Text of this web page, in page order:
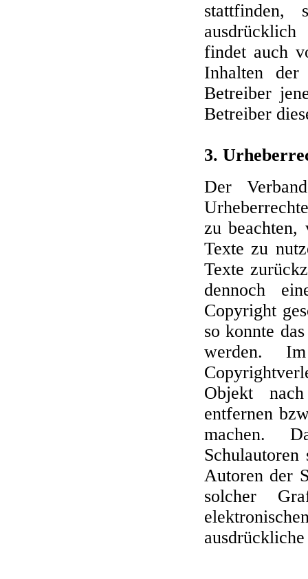
stattfinden,
findet auch
Inhalten
Betreiber
Betreiber
3.
Der
zu beachten,
Texte zu
Texte
dennoch
Copyright
so konnte
werden.
Objekt
entfernen
machen.
Autoren der
solcher